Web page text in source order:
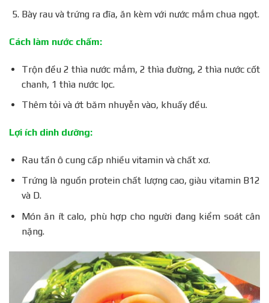
Bày rau và trứng ra đĩa, ăn kèm với nước mắm chua ngọt.
Cách làm nước chấm:
Trộn đều 2 thìa nước mắm, 2 thìa đường, 2 thìa nước cốt
chanh, 1 thìa nước lọc.
Thêm tỏi và ớt băm nhuyễn vào, khuấy đều.
Lợi ích dinh dưỡng:
Rau tần ô cung cấp nhiều vitamin và chất xơ.
Trứng là nguồn protein chất lượng cao, giàu vitamin B12
và D.
Món ăn ít calo, phù hợp cho người đang kiểm soát cân
nặng.